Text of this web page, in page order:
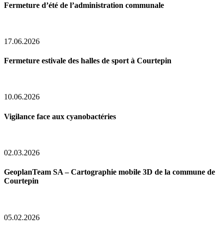
Fermeture d’été de l’administration communale
17.06.2026
Fermeture estivale des halles de sport à Courtepin
10.06.2026
Vigilance face aux cyanobactéries
02.03.2026
GeoplanTeam SA – Cartographie mobile 3D de la commune de
Courtepin
05.02.2026